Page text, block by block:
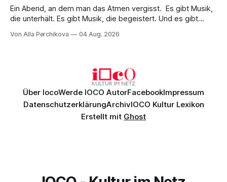
Ein Abend, an dem man das Atmen vergisst. Es gibt Musik,
die unterhält. Es gibt Musik, die begeistert. Und es gibt
Genau so war der Abend im Kurhaus Wiesbaden, an dem
Von Alla Perchikova 04 Aug. 2026
Über IocoWerde IOCO AutorFacebookImpressum
DatenschutzerklärungArchivIOCO Kultur Lexikon
Erstellt mit Ghost